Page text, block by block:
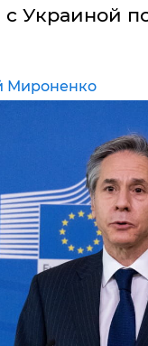
Украиной
Мироненко